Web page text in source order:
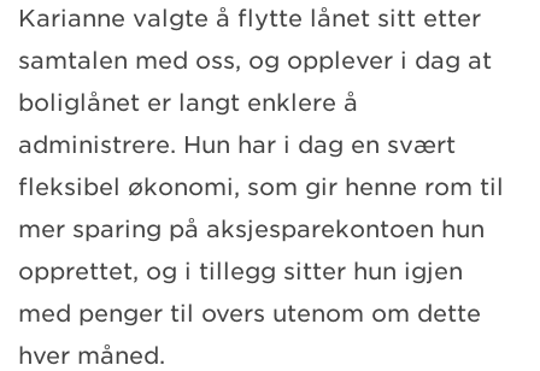
Karianne valgte å flytte lånet sitt etter
samtalen med oss, og opplever i dag at
boliglånet er langt enklere å
administrere. Hun har i dag en svært
fleksibel økonomi, som gir henne rom til
mer sparing på aksjesparekontoen hun
opprettet, og i tillegg sitter hun igjen
med penger til overs utenom om dette
hver måned.